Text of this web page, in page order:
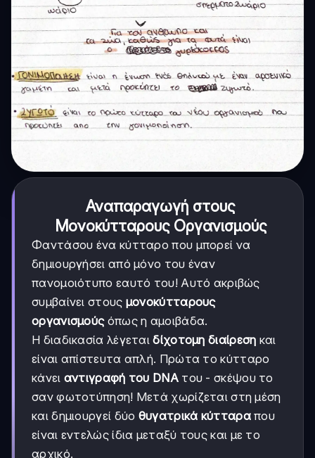
Αναπαραγωγή στους
Μονοκύτταρους Οργανισμούς
Φαντάσου ένα κύτταρο που μπορεί να
δημιουργήσει από μόνο του έναν
πανομοιότυπο εαυτό του! Αυτό ακριβώς
συμβαίνει στους μονοκύτταρους
οργανισμούςόπως η αμοιβάδα.
Η διαδικασία λέγεταιδίχοτομη διαίρεση και
είναι απίστευτα απλή. Πρώτα το κύτταρο
κάνει αντιγραφή του DNAτου - σκέψου το
σαν φωτοτύπηση! Μετά χωρίζεται στη μέση
και δημιουργεί δύο θυγατρικά κύτταραπου
είναι εντελώς ίδια μεταξύ τους και με το
αρχικό.